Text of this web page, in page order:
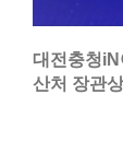
대전충청iN
산처 장관